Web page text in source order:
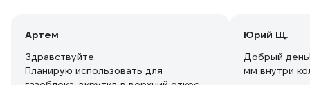
Артем
Здравствуйте.
Планирую использовать для
Юрий Щ.
Добрый
мм внутри